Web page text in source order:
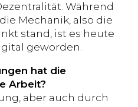
Während
Mechanik, also die
stand, ist es heute
geworden.
hat die
Arbeit?
aber auch durch